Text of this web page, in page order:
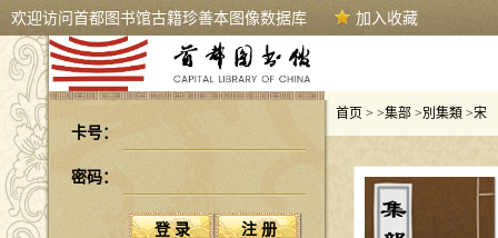
欢迎访问首都图书馆古籍珍善本图像数据库 加入收藏
卡号：
密码：
首页 > >集部 >別集類 >宋